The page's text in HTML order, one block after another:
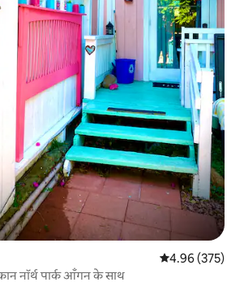
औसत रेटिंग 5 में से
4.96 (375)
सनी लिटिल प्राइवेट मकान नॉर्थ पार्क आँगन के साथ